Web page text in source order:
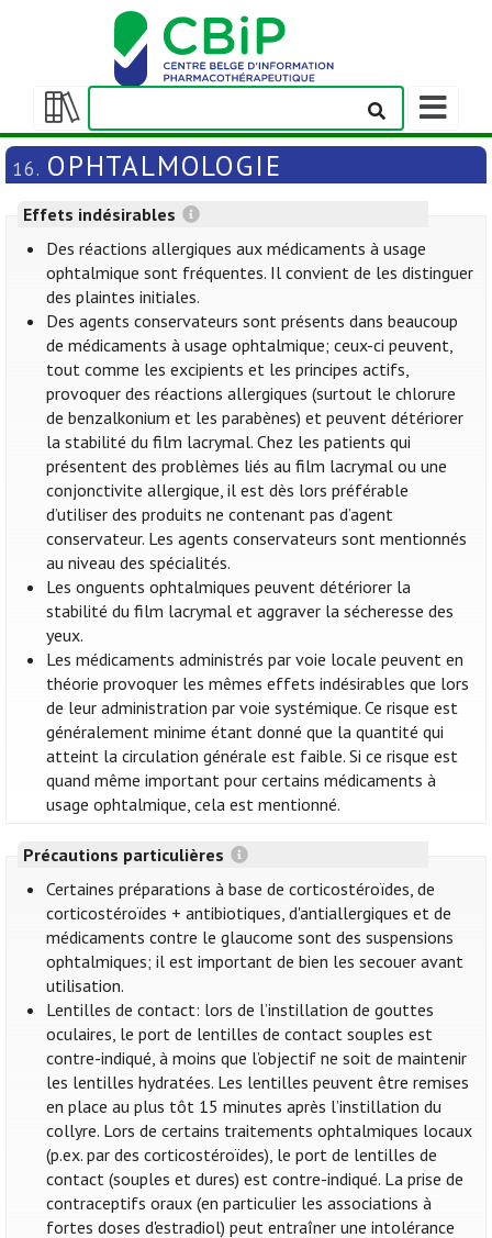
Afficher/masquer
la
table
matières
Afficher/
la
barre
navigation
16. OPHTALMOLOGIE
Effets indésirables
Des réactions allergiques aux médicaments à usage
ophtalmique sont fréquentes. Il convient de les distinguer
des plaintes initiales.
Des agents conservateurs sont présents dans beaucoup
de médicaments à usage ophtalmique; ceux-ci peuvent,
tout comme les excipients et les principes actifs,
provoquer des réactions allergiques (surtout le chlorure
de benzalkonium et les parabènes) et peuvent détériorer
la stabilité du film lacrymal. Chez les patients qui
présentent des problèmes liés au film lacrymal ou une
conjonctivite allergique, il est dès lors préférable
d’utiliser des produits ne contenant pas d’agent
conservateur. Les agents conservateurs sont mentionnés
au niveau des spécialités.
Les onguents ophtalmiques peuvent détériorer la
stabilité du film lacrymal et aggraver la sécheresse des
yeux.
Les médicaments administrés par voie locale peuvent en
théorie provoquer les mêmes effets indésirables que lors
de leur administration par voie systémique. Ce risque est
généralement minime étant donné que la quantité qui
atteint la circulation générale est faible. Si ce risque est
quand même important pour certains médicaments à
usage ophtalmique, cela est mentionné.
Précautions particulières
Certaines préparations à base de corticostéroïdes, de
corticostéroïdes + antibiotiques, d'antiallergiques et de
médicaments contre le glaucome sont des suspensions
ophtalmiques; il est important de bien les secouer avant
utilisation.
Lentilles de contact: lors de l’instillation de gouttes
oculaires, le port de lentilles de contact souples est
contre-indiqué, à moins que l’objectif ne soit de maintenir
les lentilles hydratées. Les lentilles peuvent être remises
en place au plus tôt 15 minutes après l’instillation du
collyre. Lors de certains traitements ophtalmiques locaux
(p.ex. par des corticostéroïdes), le port de lentilles de
contact (souples et dures) est contre-indiqué. La prise de
contraceptifs oraux (en particulier les associations à
fortes doses d'estradiol) peut entraîner une intolérance